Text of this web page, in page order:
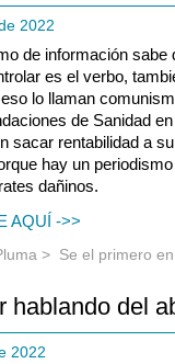
2022
de información sabe
es el verbo,
lo llaman
de Sanidad
sacar rentabilidad a
hay un
dañinos.
AQUÍ ->>
> Se el primero
hablando del
2022